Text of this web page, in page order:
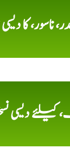
ناسور، کا
کیلئے